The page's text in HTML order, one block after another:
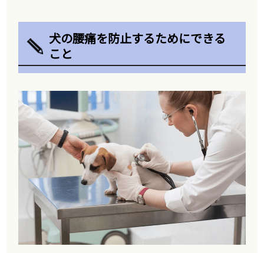
犬の腰痛を防止するためにできる
こと